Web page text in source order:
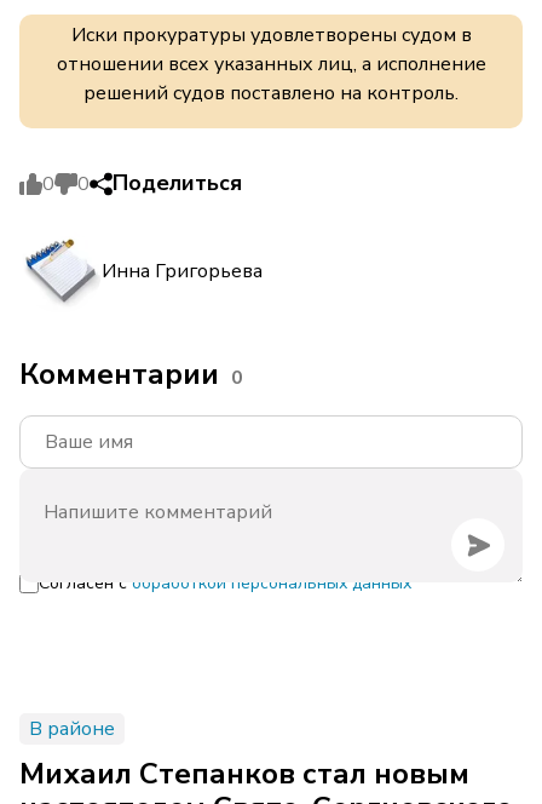
Иски прокуратуры удовлетворены судом в
отношении всех указанных лиц, а исполнение
решений судов поставлено на контроль.
0 0 Поделиться
Инна Григорьева
Комментарии 0
Согласен с обработкой персональных данных
В районе
Михаил Степанков стал новым